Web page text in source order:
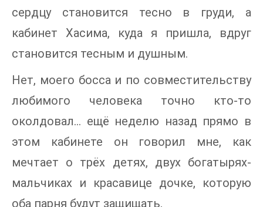
сердцу становится тесно в груди, а
кабинет Хасима, куда я пришла, вдруг
становится тесным и душным.
Нет, моего босса и по совместительству
любимого человека точно кто-то
околдовал… ещё неделю назад прямо в
этом кабинете он говорил мне, как
мечтает о трёх детях, двух богатырях-
мальчиках и красавице дочке, которую
оба парня будут защищать.